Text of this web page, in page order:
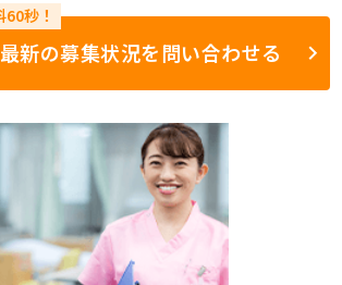
最新の募集状況を問い合わせる